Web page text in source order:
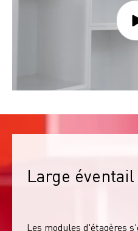
Large
Les modules d'étagères